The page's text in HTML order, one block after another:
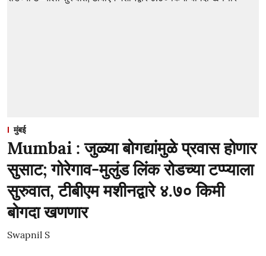
मुंबई
Mumbai : जुळ्या बोगद्यांमुळे प्रवास होणार
सुसाट; गोरेगाव-मुलुंड लिंक रोडच्या टप्प्याला
सुरुवात, टीबीएम मशीनद्वारे ४.७० किमी
बोगदा खणणार
Swapnil S